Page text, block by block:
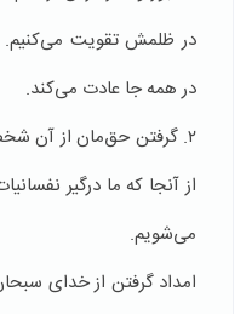
در ظلمش تقویت می‌کنیم.
در همه جا عادت می‌کند.
۲. گرفتن حق‌مان از آن
از آنجا که ما درگیر
می‌شویم.
امداد گرفتن از خدای